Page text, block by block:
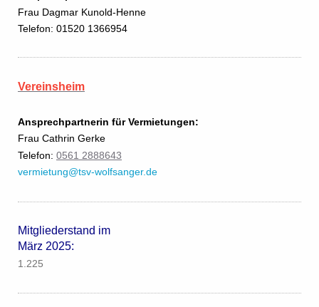
Frau Dagmar Kunold-Henne
Telefon: 01520 1366954
Vereinsheim
Ansprechpartnerin für Vermietungen:
Frau Cathrin Gerke
Telefon: 0561 2888643
vermietung@tsv-wolfsanger.de
Mitgliederstand im
März 2025:
1.225